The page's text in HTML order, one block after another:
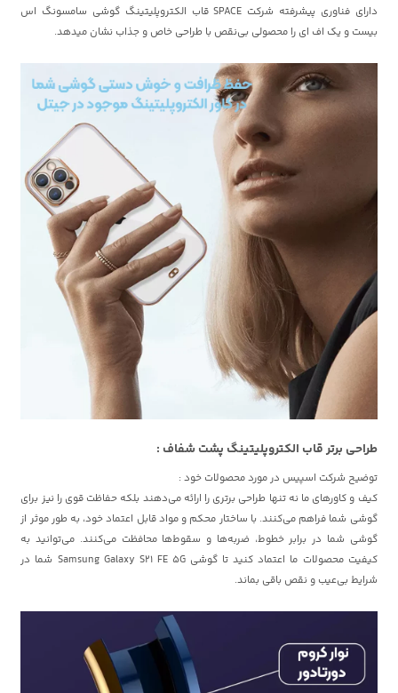
دارای فناوری پیشرفته شرکت SPACE قاب الکتروپلیتینگ گوشی سامسونگ اس
بیست و یک اف ای را محصولی بی‌نقص با طراحی خاص و جذاب نشان میدهد.
طراحی برتر قاب الکتروپلیتینگ پشت شفاف :
توضیح شرکت اسپیس در مورد محصولات خود :
کیف و کاورهای ما نه تنها طراحی برتری را ارائه می‌دهند بلکه حفاظت قوی را نیز برای
گوشی شما فراهم می‌کنند. با ساختار محکم و مواد قابل اعتماد خود، به طور موثر از
گوشی شما در برابر خطوط، ضربه‌ها و سقوط‌ها محافظت می‌کنند. می‌توانید به
کیفیت محصولات ما اعتماد کنید تا گوشی Samsung Galaxy S21 FE 5G شما در
شرایط بی‌عیب و نقص باقی بماند.